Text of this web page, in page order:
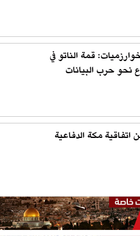
قمة الناتو في
نحو حرب البيانات
اتفاقية مكة الدفاعية